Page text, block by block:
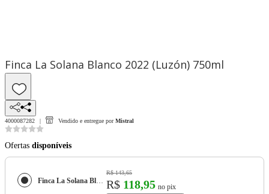
Finca La Solana Blanco 2022 (Luzón) 750ml
4000087282 Vendido e entregue por Mistral
Ofertas disponíveis
Finca La Solana Blanco 2022 (Luzón) 750ml
R$ 143,65
R$ 118,95 no pix